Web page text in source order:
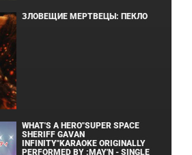
ЗЛОВЕЩИЕ МЕРТВЕЦЫ: ПЕКЛО
WHAT'S A HERO"SUPER SPACE
SHERIFF GAVAN
INFINITY"KARAOKE ORIGINALLY
PERFORMED BY :MAY'N - SINGLE